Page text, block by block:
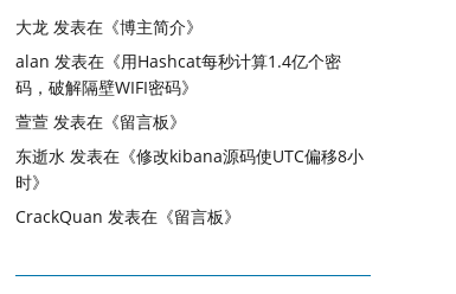
大龙 发表在《博主简介》
alan 发表在《用Hashcat每秒计算1.4亿个密
码，破解隔壁WIFI密码》
萱萱 发表在《留言板》
东逝水 发表在《修改kibana源码使UTC偏移8小
时》
CrackQuan 发表在《留言板》